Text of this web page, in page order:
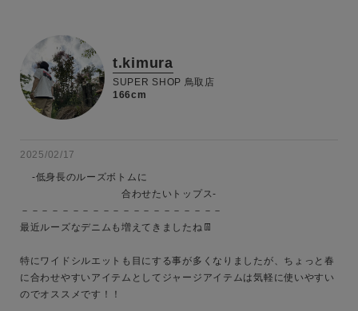
t.kimura
SUPER SHOP 鳥取店
166cm
2025/02/17
合わせたいトップス-
－－－－－－－－－－－－－－－－－－－－
最近ルーズなデニムも増えてきましたね👖
特にワイドシルエットも目にする事が多くなりましたが、ちょっと春
に合わせやすいアイテムとしてジャージアイテムは気軽に使いやすい
のでオススメです！！